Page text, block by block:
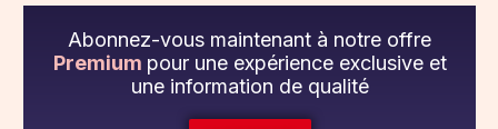
Abonnez-vous maintenant à notre offre
Premium pour une expérience exclusive et
une information de qualité